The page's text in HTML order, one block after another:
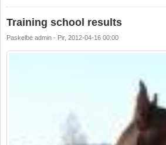
Training school results
Paskelbė admin - Pir, 2012-04-16 00:00